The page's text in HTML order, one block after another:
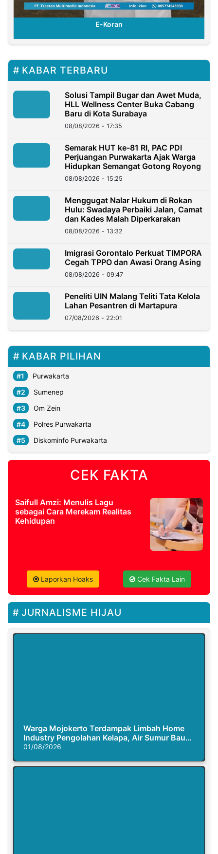
E-Koran
KABAR TERBARU
Solusi Tampil Bugar dan Awet Muda,
HLL Wellness Center Buka Cabang
Baru di Kota Surabaya
08/08/2026 - 17:35
Semarak HUT ke-81 RI, PAC PDI
Perjuangan Purwakarta Ajak Warga
Hidupkan Semangat Gotong Royong
08/08/2026 - 15:25
Menggugat Nalar Hukum di Rokan
Hulu: Swadaya Perbaiki Jalan, Camat
dan Kades Malah Diperkarakan
08/08/2026 - 13:32
Imigrasi Gorontalo Perkuat TIMPORA
Cegah TPPO dan Awasi Orang Asing
08/08/2026 - 09:47
Peneliti UIN Malang Teliti Tata Kelola
Lahan Pesantren di Martapura
07/08/2026 - 22:01
KABAR PILIHAN
Purwakarta
Sumenep
Om Zein
Polres Purwakarta
Diskominfo Purwakarta
CEK FAKTA
Saifull Amzi: Menulis Lagu
sebagai Cara Merekam Realitas
Kehidupan
Laporkan Hoaks Cek Fakta Lain
JURNALISME HIJAU
Warga Mojokerto Terdampak Limbah Home
Industry Pengolahan Kelapa, Air Sumur Bau
Busuk
01/08/2026